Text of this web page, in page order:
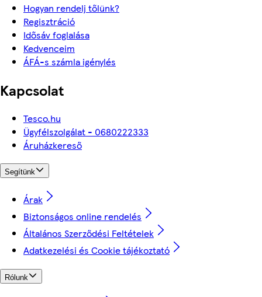
Hogyan rendelj tőlünk?
Regisztráció
Idősáv foglalása
Kedvenceim
ÁFÁ-s számla igénylés
Kapcsolat
Tesco.hu
Ügyfélszolgálat - 0680222333
Áruházkereső
Segítünk
Árak
Biztonságos online rendelés
Általános Szerződési Feltételek
Adatkezelési és Cookie tájékoztató
Rólunk